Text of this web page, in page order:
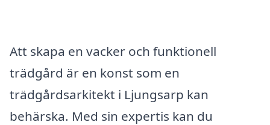
Att skapa en vacker och funktionell
trädgård är en konst som en
trädgårdsarkitekt i Ljungsarp kan
behärska. Med sin expertis kan du